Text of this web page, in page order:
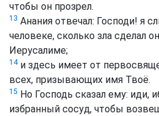
чтобы он прозрел.
13 Анания отвечал: Господи! я
человеке, сколько зла сделал
Иерусалиме;
14и здесь имеет от
всех, призывающих имя Твоё.
15 Но Господь сказал ему: иди,
избранный сосуд, чтобы